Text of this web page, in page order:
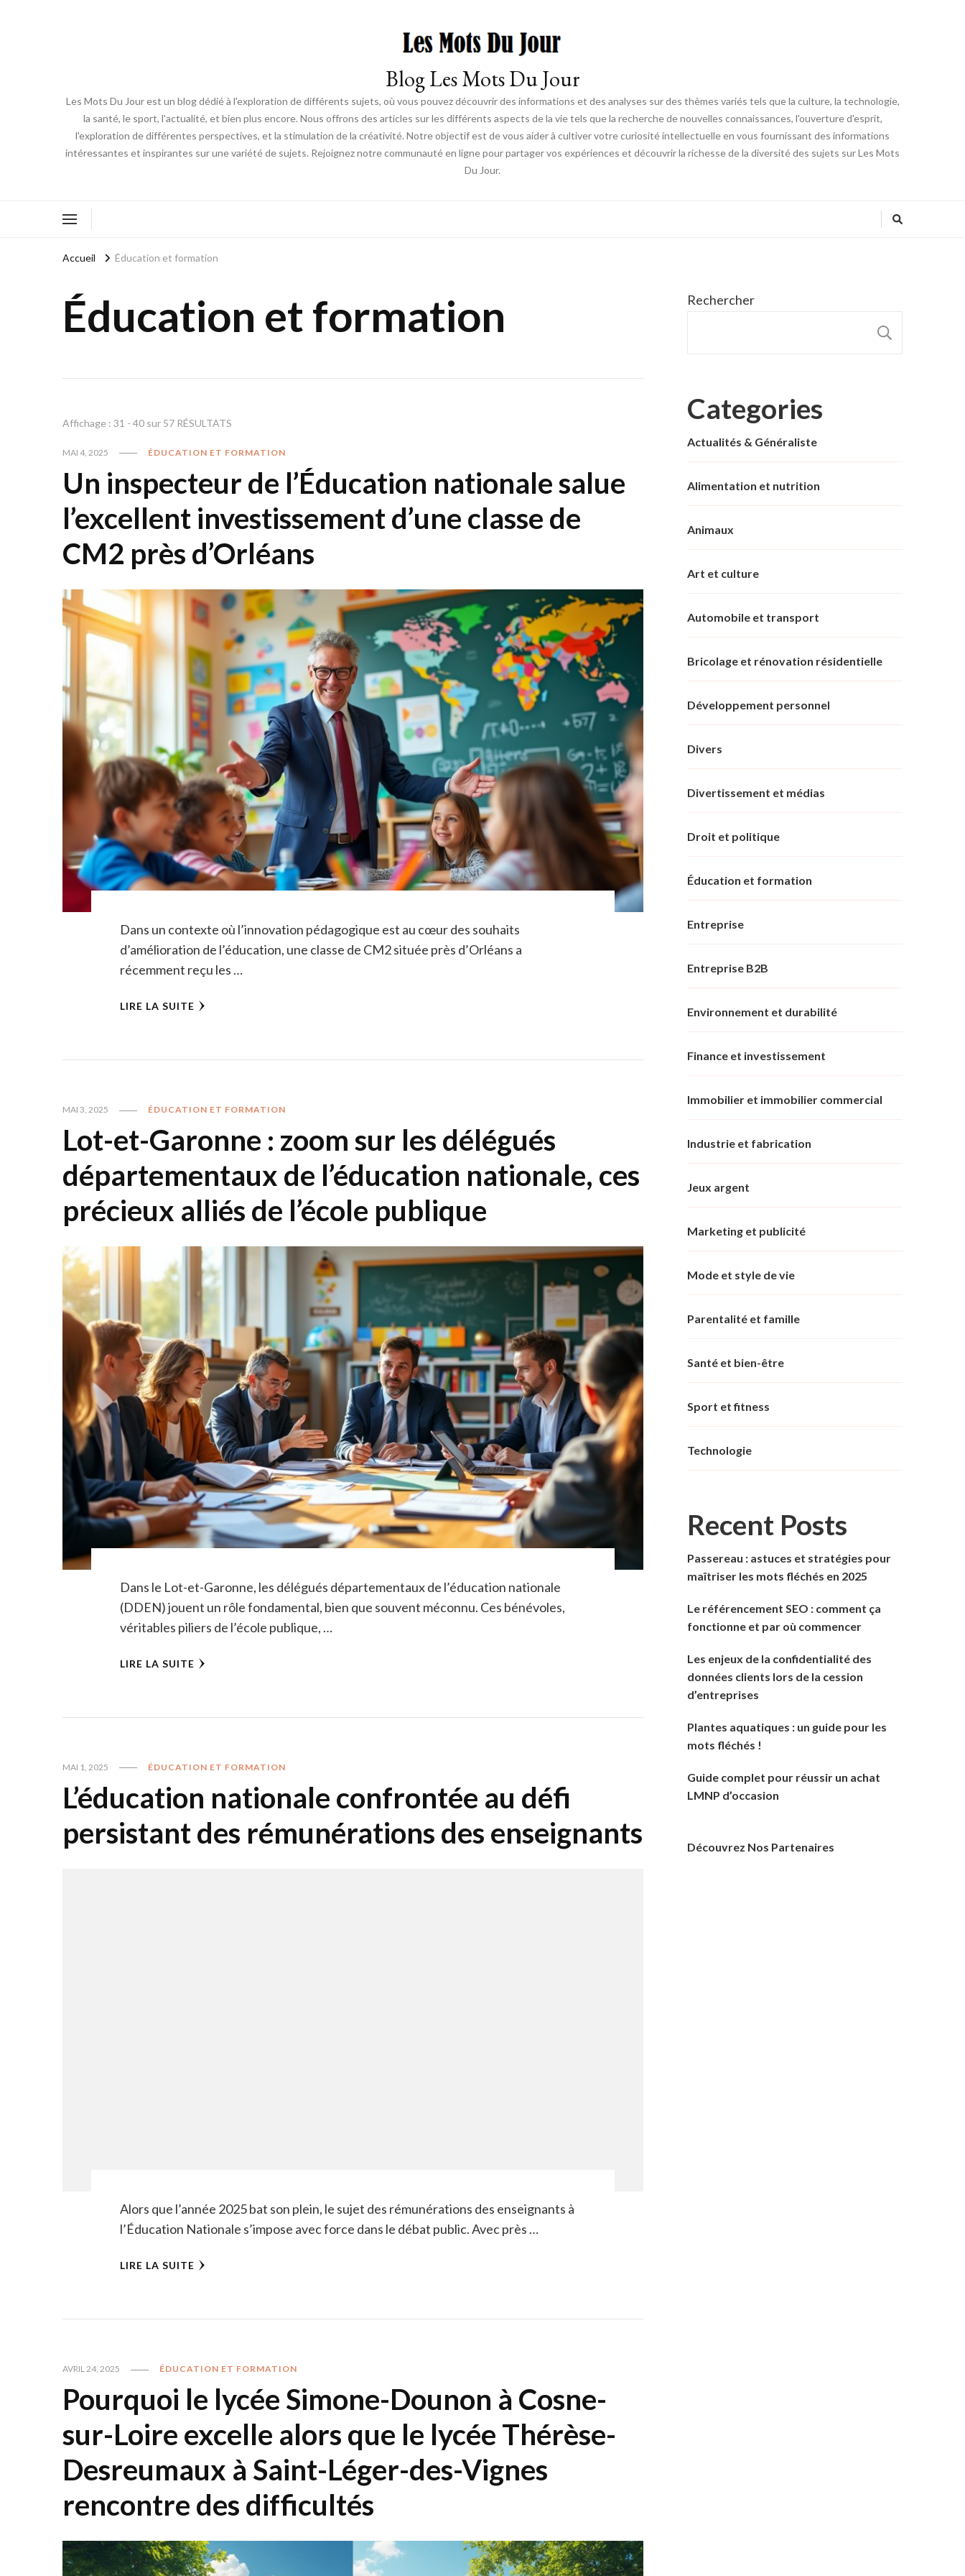
Blog Les Mots Du Jour
Les Mots Du Jour est un blog dédié à l'exploration de différents sujets, où vous pouvez découvrir des informations et des analyses sur des thèmes variés tels que la culture, la technologie,
la santé, le sport, l'actualité, et bien plus encore. Nous offrons des articles sur les différents aspects de la vie tels que la recherche de nouvelles connaissances, l'ouverture d'esprit,
l'exploration de différentes perspectives, et la stimulation de la créativité. Notre objectif est de vous aider à cultiver votre curiosité intellectuelle en vous fournissant des informations
intéressantes et inspirantes sur une variété de sujets. Rejoignez notre communauté en ligne pour partager vos expériences et découvrir la richesse de la diversité des sujets sur Les Mots
Du Jour.
Accueil Éducation et formation
Éducation et formation
Affichage : 31 - 40 sur 57 RÉSULTATS
MAI 4, 2025 ÉDUCATION ET FORMATION
Un inspecteur de l’Éducation nationale salue
l’excellent investissement d’une classe de
CM2 près d’Orléans
Dans un contexte où l’innovation pédagogique est au cœur des souhaits
d’amélioration de l’éducation, une classe de CM2 située près d’Orléans a
récemment reçu les …
LIRE LA SUITE
MAI 3, 2025 ÉDUCATION ET FORMATION
Lot-et-Garonne : zoom sur les délégués
départementaux de l’éducation nationale, ces
précieux alliés de l’école publique
Dans le Lot-et-Garonne, les délégués départementaux de l’éducation nationale
(DDEN) jouent un rôle fondamental, bien que souvent méconnu. Ces bénévoles,
véritables piliers de l’école publique, …
LIRE LA SUITE
MAI 1, 2025 ÉDUCATION ET FORMATION
L’éducation nationale confrontée au défi
persistant des rémunérations des enseignants
Alors que l’année 2025 bat son plein, le sujet des rémunérations des enseignants à
l’Éducation Nationale s’impose avec force dans le débat public. Avec près …
LIRE LA SUITE
AVRIL 24, 2025 ÉDUCATION ET FORMATION
Pourquoi le lycée Simone-Dounon à Cosne-
sur-Loire excelle alors que le lycée Thérèse-
Desreumaux à Saint-Léger-des-Vignes
rencontre des difficultés
Rechercher
Categories
Actualités & Généraliste
Alimentation et nutrition
Animaux
Art et culture
Automobile et transport
Bricolage et rénovation résidentielle
Développement personnel
Divers
Divertissement et médias
Droit et politique
Éducation et formation
Entreprise
Entreprise B2B
Environnement et durabilité
Finance et investissement
Immobilier et immobilier commercial
Industrie et fabrication
Jeux argent
Marketing et publicité
Mode et style de vie
Parentalité et famille
Santé et bien-être
Sport et fitness
Technologie
Recent Posts
Passereau : astuces et stratégies pour
maîtriser les mots fléchés en 2025
Le référencement SEO : comment ça
fonctionne et par où commencer
Les enjeux de la confidentialité des
données clients lors de la cession
d’entreprises
Plantes aquatiques : un guide pour les
mots fléchés !
Guide complet pour réussir un achat
LMNP d’occasion
Découvrez Nos Partenaires